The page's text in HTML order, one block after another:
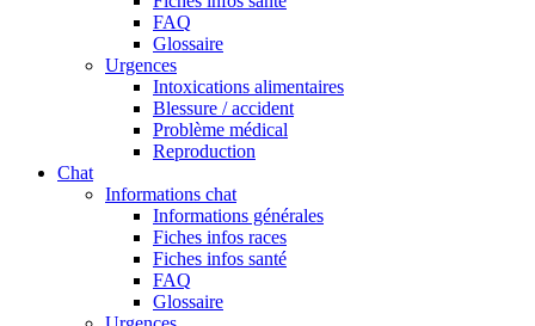
FAQ
Glossaire
Urgences
Intoxications alimentaires
Blessure / accident
Problème médical
Reproduction
Chat
Informations chat
Informations générales
Fiches infos races
Fiches infos santé
FAQ
Glossaire